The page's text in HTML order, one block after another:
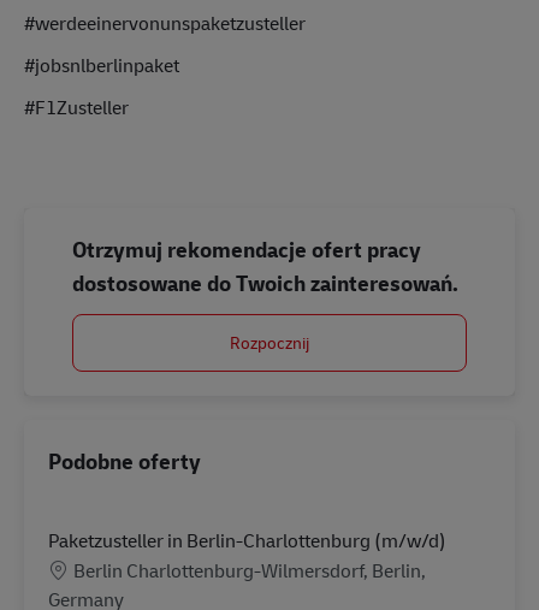
#werdeeinervonunspaketzusteller
#jobsnlberlinpaket
#F1Zusteller
Otrzymuj rekomendacje ofert pracy
dostosowane do Twoich zainteresowań.
Rozpocznij
Podobne oferty
Paketzusteller in Berlin-Charlottenburg (m/w/d)
Lokalizacja
Berlin Charlottenburg-Wilmersdorf, Berlin,
Germany